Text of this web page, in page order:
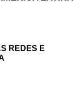
REDES E